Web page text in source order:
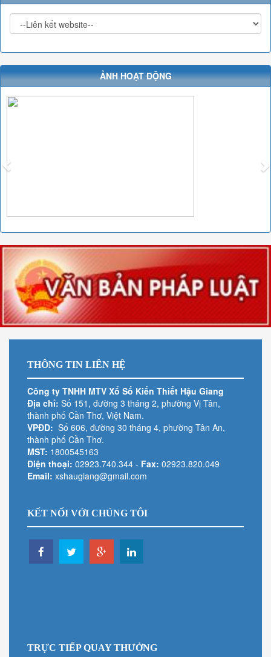
ẢNH HOẠT ĐỘNG
THÔNG TIN LIÊN HỆ
Công ty TNHH MTV Xổ Số Kiến Thiết Hậu Giang
Địa chỉ: Số 151, đường 3 tháng 2, phường Vị Tân,
thành phố Cần Thơ, Việt Nam.
VPĐD: Số 606, đường 30 tháng 4, phường Tân An,
thành phố Cần Thơ.
MST: 1800545163
Điện thoại: 02923.740.344 - Fax: 02923.820.049
Email: xshaugiang@gmail.com
KẾT NỐI VỚI CHÚNG TÔI
TRỰC TIẾP QUAY THƯỞNG